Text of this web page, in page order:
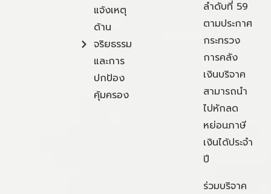
แจ้งเหตุ
ด้าน
จริยธรรม
และการ
ปกป้อง
คุ้มครอง
ลำดับที่ 59
ตามประกาศ
กระทรวง
การคลัง
เงินบริจาค
สามารถนำ
ไปหักลด
หย่อนภาษี
เงินได้ประจำ
ปี
ร่วมบริจาค